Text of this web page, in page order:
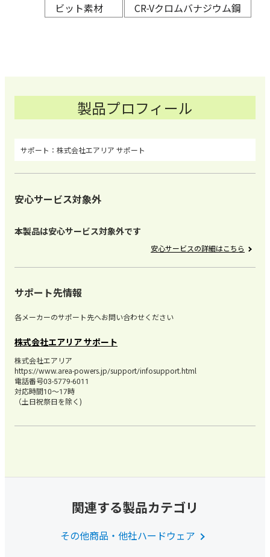
ビット素材
CR-Vクロムバナジウム鋼
製品プロフィール
株式会社エアリア サポート
安心サービス対象外
本製品は安心サービス対象外です
安心サービスの詳細はこちら
サポート先情報
各メーカーのサポート先へお問い合わせください
株式会社エアリア サポート
株式会社エアリア
https://www.area-powers.jp/support/infosupport.html
電話番号03-5779-6011
対応時間10～17時
（土日祝祭日を除く)
関連する製品カテゴリ
その他商品・他社ハードウェア